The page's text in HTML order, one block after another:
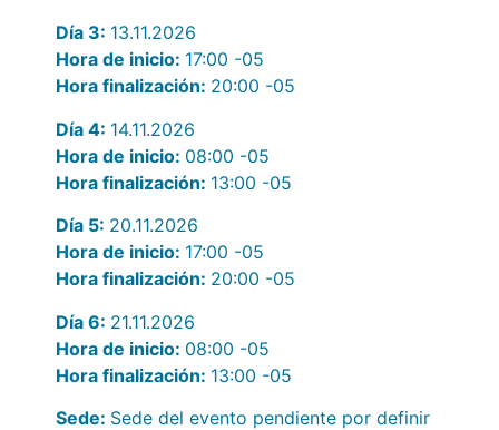
Día 3: 13.11.2026
Hora de inicio: 17:00 -05
Hora finalización: 20:00 -05
Día 4: 14.11.2026
Hora de inicio: 08:00 -05
Hora finalización: 13:00 -05
Día 5: 20.11.2026
Hora de inicio: 17:00 -05
Hora finalización: 20:00 -05
Día 6: 21.11.2026
Hora de inicio: 08:00 -05
Hora finalización: 13:00 -05
Sede: Sede del evento pendiente por definir